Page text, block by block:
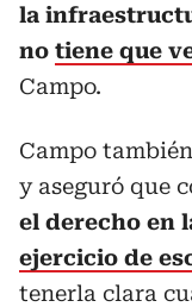
la
no tiene que
Campo.
Campo
y aseguró que
el derecho en
ejercicio de
tenerla clara